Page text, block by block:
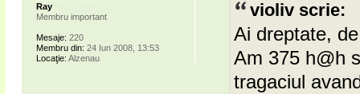
violiv scrie:
Ai dreptate,
Am 375 h@h
tragaciul
Ray
Membru important
Mesaje: 220
Membru din: 24 Iun 2008, 13:53
Locaţie: Alzenau